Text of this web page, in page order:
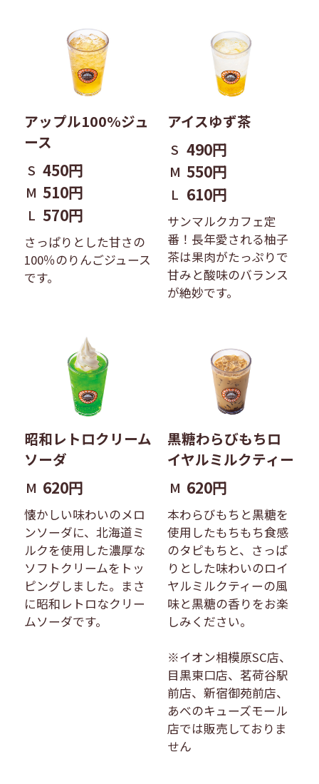
アップル100%ジュ
ース
S 450円
M 510円
L 570円
さっぱりとした甘さの
100％のりんごジュース
です。
アイスゆず茶
S 490円
M 550円
L 610円
サンマルクカフェ定
番！長年愛される柚子
茶は果肉がたっぷりで
甘みと酸味のバランス
が絶妙です。
昭和レトロクリーム
ソーダ
M 620円
懐かしい味わいのメロ
ンソーダに、北海道ミ
ルクを使用した濃厚な
ソフトクリームをトッ
ピングしました。まさ
に昭和レトロなクリー
ムソーダです。
黒糖わらびもちロ
イヤルミルクティー
M 620円
本わらびもちと黒糖を
使用したもちもち食感
のタピもちと、さっぱ
りとした味わいのロイ
ヤルミルクティーの風
味と黒糖の香りをお楽
しみください。
※イオン相模原SC店、
目黒東口店、茗荷谷駅
前店、新宿御苑前店、
あべのキューズモール
店では販売しておりま
せん